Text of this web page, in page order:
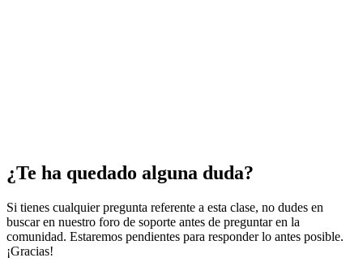
¿Te ha quedado alguna duda?
Si tienes cualquier pregunta referente a esta clase, no dudes en
buscar en nuestro foro de soporte antes de preguntar en la
comunidad. Estaremos pendientes para responder lo antes posible.
¡Gracias!